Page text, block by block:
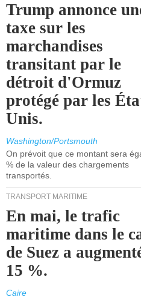
Trump annonce
taxe sur les
marchandises
transitant par le
détroit d'Ormuz
protégé par les
Unis.
Washington/Portsmouth
On prévoit que ce montant sera
% de la valeur des chargements
transportés.
TRANSPORT MARITIME
En mai, le trafic
maritime dans le
de Suez a
15 %.
Caire